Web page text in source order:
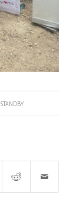
STANDBY